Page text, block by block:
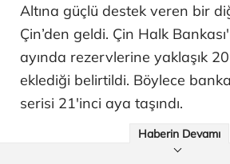
Altına güçlü destek veren bir
Çin’den geldi. Çin Halk
ayında rezervlerine yaklaşık
eklediği belirtildi. Böylece
serisi 21'inci aya taşındı.
Haberin Devamı